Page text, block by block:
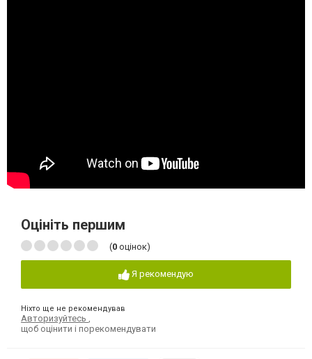
Оцініть першим
(0 оцінок)
Я рекомендую
Ніхто ще не рекомендував
Авторизуйтесь
щоб оцінити і порекомендувати